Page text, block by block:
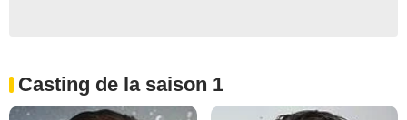
Casting de la saison 1